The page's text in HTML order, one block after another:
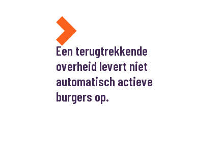
Een terugtrekkende
overheid levert niet
automatisch actieve
burgers op.